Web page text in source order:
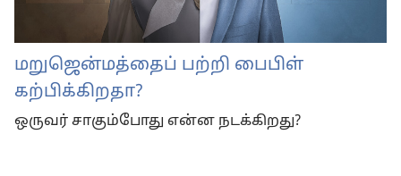
மறுஜென்மத்தைப் பற்றி பைபிள்
கற்பிக்கிறதா?
ஒருவர் சாகும்போது என்ன நடக்கிறது?